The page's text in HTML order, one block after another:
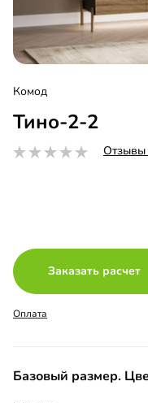
Комод
Тино-2-2
Отзывы
Заказать расчет
Оплата
Базовый размер.